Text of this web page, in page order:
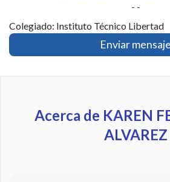
- -
Colegiado: Instituto Técnico Libertad
Enviar mensaje
Acerca de KAREN
ALVAREZ